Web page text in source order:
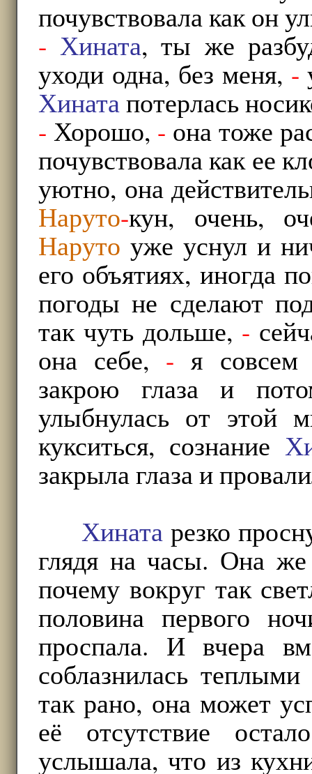
почувствовала как он
- Хината, ты же
уходи одна, без меня, -
Хинатапотерлась
- Хорошо, - она тоже
почувствовала как ее
уютно, она
Наруто-кун, очень,
Наруто уже уснул и
его объятиях, иногда
погоды не сделают
так чуть дольше, -
она себе, - я совсем
закрою глаза и
улыбнулась от этой
кукситься, сознание
закрыла глаза и
Хината резко
глядя на часы. Она же
почему вокруг так
половина первого
проспала. И вчера
соблазнилась
так рано, она может
её отсутствие
услышала, что из